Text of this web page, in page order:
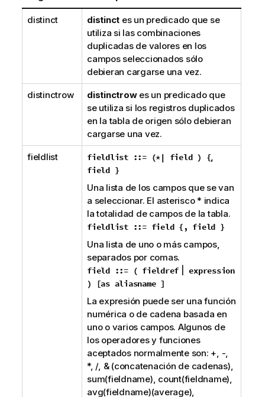
distinct distinct es un predicado que se
utiliza si las combinaciones
duplicadas de valores en los
campos seleccionados sólo
debieran cargarse una vez.
distinctrow distinctrowes un predicado que
se utiliza si los registros duplicados
en la tabla de origen sólo debieran
cargarse una vez.
fieldlist fieldlist ::= (*| field ) {,
field }
Una lista de los campos que se van
a seleccionar. El asterisco* indica
la totalidad de campos de la tabla.
fieldlist ::= field {, field }
Una lista de uno o más campos,
separados por comas.
field ::= ( fieldref
expression
) [asaliasname ]
La expresión puede ser una función
numérica o de cadena basada en
uno o varios campos. Algunos de
los operadores y funciones
aceptados normalmente son: +, -,
*, /, &(concatenación de cadenas),
sum(fieldname), count(fieldname),
avg(fieldname)(average),